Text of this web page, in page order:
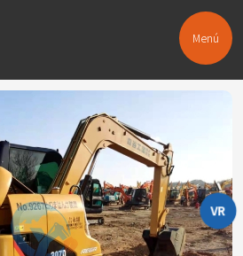
Menú
VR